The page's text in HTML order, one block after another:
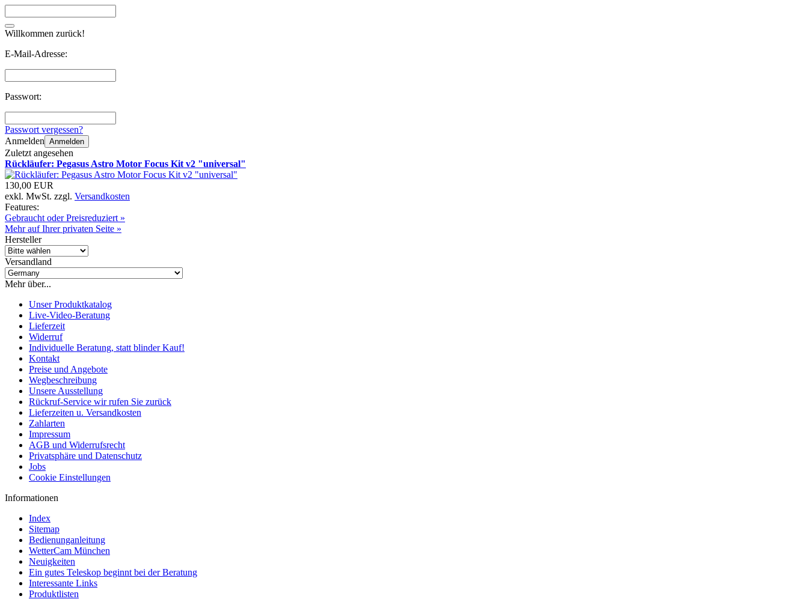
Willkommen zurück!
E-Mail-Adresse:
Passwort:
Passwort vergessen?
Anmelden Anmelden
Zuletzt angesehen
Rückläufer: Pegasus Astro Motor Focus Kit v2 "universal"
130,00 EUR
exkl. MwSt. zzgl. Versandkosten
Features:
Gebraucht oder Preisreduziert »
Mehr auf Ihrer privaten Seite »
Hersteller
Versandland
Mehr über...
Unser Produktkatalog
Live-Video-Beratung
Lieferzeit
Widerruf
Individuelle Beratung, statt blinder Kauf!
Kontakt
Preise und Angebote
Wegbeschreibung
Unsere Ausstellung
Rückruf-Service wir rufen Sie zurück
Lieferzeiten u. Versandkosten
Zahlarten
Impressum
AGB und Widerrufsrecht
Privatsphäre und Datenschutz
Jobs
Cookie Einstellungen
Informationen
Index
Sitemap
Bedienunganleitung
WetterCam München
Neuigkeiten
Ein gutes Teleskop beginnt bei der Beratung
Interessante Links
Produktlisten